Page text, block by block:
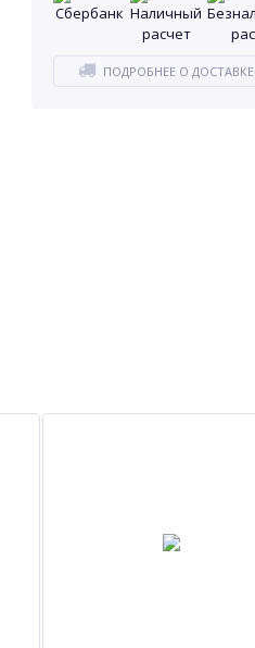
ПОДРОБНЕЕ О ДОСТАВКЕ